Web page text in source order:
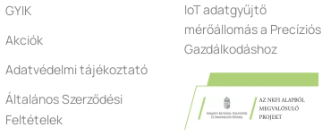
GYIK
Akciók
Adatvédelmi tájékoztató
Általános Szerződési
Feltételek
IoT adatgyűjtő
mérőállomás a Precíziós
Gazdálkodáshoz